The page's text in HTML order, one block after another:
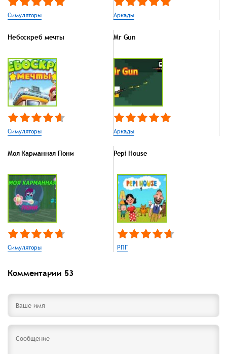
Симуляторы Аркады
Небоскреб мечты
Симуляторы
Mr Gun
Аркады
Моя Карманная Пони
Симуляторы
Pepi House
РПГ
Комментарии 53